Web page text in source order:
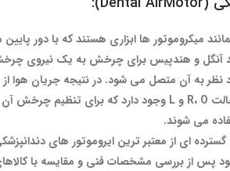
میکروموتور ها ابزاری هستند که با دور
آنگل و هندپیس برای چرخش به یک نیروی
نظر به آن متصل می شود. در نتیجه جریان هوا
می شوند.
ای از معتبر ترین ایروموتور های
پس از بررسی مشخصات فنی و مقایسه با